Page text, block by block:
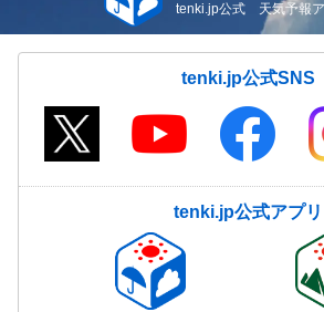
tenki.jp公式 天気予報ア
tenki.jp公式SNS
tenki.jp公式アプリ